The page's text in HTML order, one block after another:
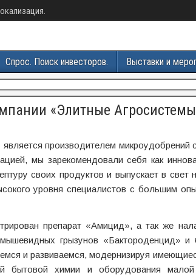
Спрос. Поиск инвесторов. Выставки и
«Элитные
производителем микроудобрений
мы зарекомендовали себя как
своих продуктов и выпускает в свет
уровня специалистов с большим
препарат «Амицид», а так же
грызунов «Бактороденцид» и
и развиваемся, модернизируя
бытовой химии и оборудования малой